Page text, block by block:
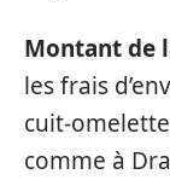
Montant de
les frais
cuit-
comme à